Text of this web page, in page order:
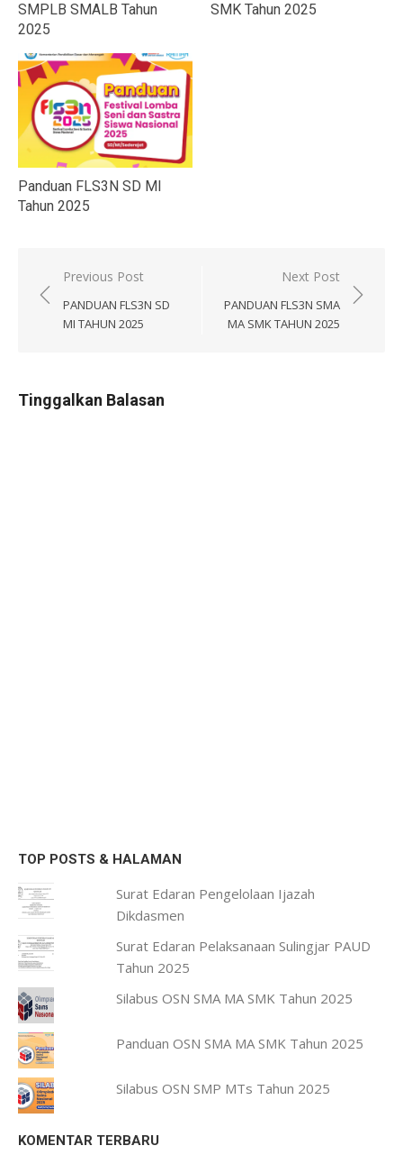
SMPLB SMALB Tahun
2025
SMK Tahun 2025
Panduan FLS3N SD MI
Tahun 2025
Navigasi
pos
Previous Post
PANDUAN FLS3N SD
MI TAHUN 2025
Next Post
PANDUAN FLS3N SMA
MA SMK TAHUN 2025
Tinggalkan Balasan
TOP POSTS & HALAMAN
Surat Edaran Pengelolaan Ijazah
Dikdasmen
Surat Edaran Pelaksanaan Sulingjar PAUD
Tahun 2025
Silabus OSN SMA MA SMK Tahun 2025
Panduan OSN SMA MA SMK Tahun 2025
Silabus OSN SMP MTs Tahun 2025
KOMENTAR TERBARU